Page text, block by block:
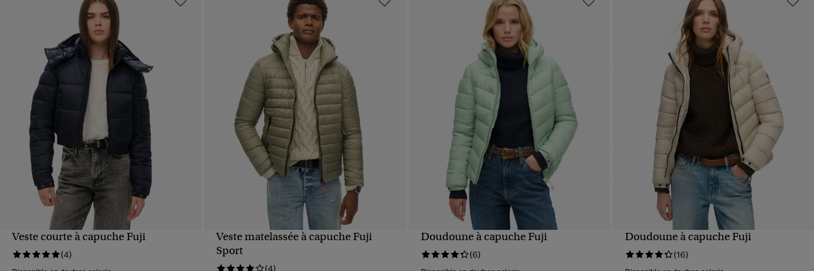
APERÇU RAPIDE
Veste courte à capuche Fuji
(4)
APERÇU RAPIDE
Veste matelassée à capuche Fuji
Sport
(4)
APERÇU RAPIDE
Doudoune à capuche Fuji
(6)
APERÇU RAPIDE
Doudoune à capuche Fuji
(16)